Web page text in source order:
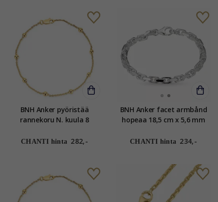
BNH Anker pyöristää
rannekoru N. kuula 8
1,3 mm
CHANTI hinta 282,-
BNH Anker facet armbånd
hopeaa 18,5 cm x 5,6 mm
CHANTI hinta 234,-